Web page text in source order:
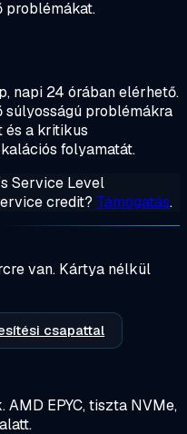
problémákat.
napi 24 órában elérhető.
problémákra
és a kritikus
folyamatát.
Service Level
credit? Támogatás.
van. Kártya nélkül
csapattal
AMD EPYC, tiszta NVMe,